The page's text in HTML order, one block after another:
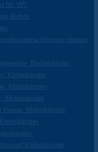
für VPI
Rohre
Glimmerplatten
Klebebänder
Klebebänder
Klebebänder
Klebebänder
Krepp- Klebebänder
Klebebänder